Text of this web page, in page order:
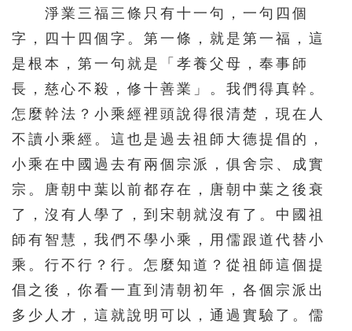
631 632 633 634 635
636 637 638 639 640
641 642 643 644
淨業三福三條只有十一句，一句四個
字，四十四個字。第一條，就是第一福，這
是根本，第一句就是「孝養父母，奉事師
長，慈心不殺，修十善業」。我們得真幹。
怎麼幹法？小乘經裡頭說得很清楚，現在人
不讀小乘經。這也是過去祖師大德提倡的，
小乘在中國過去有兩個宗派，俱舍宗、成實
宗。唐朝中葉以前都存在，唐朝中葉之後衰
了，沒有人學了，到宋朝就沒有了。中國祖
師有智慧，我們不學小乘，用儒跟道代替小
乘。行不行？行。怎麼知道？從祖師這個提
倡之後，你看一直到清朝初年，各個宗派出
多少人才，這就說明可以，通過實驗了。儒